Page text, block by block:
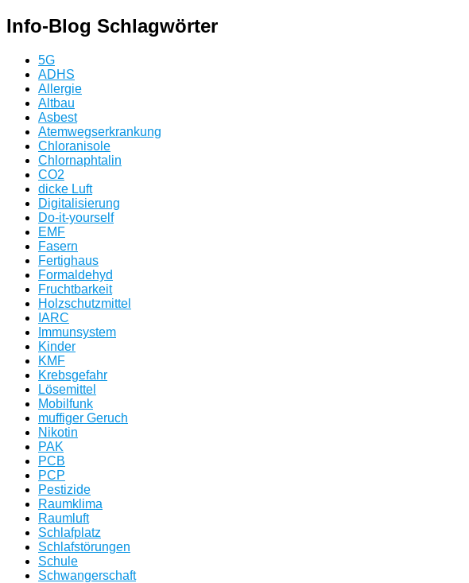
Info-Blog Schlagwörter
5G
ADHS
Allergie
Altbau
Asbest
Atemwegserkrankung
Chloranisole
Chlornaphtalin
CO2
dicke Luft
Digitalisierung
Do-it-yourself
EMF
Fasern
Fertighaus
Formaldehyd
Fruchtbarkeit
Holzschutzmittel
IARC
Immunsystem
Kinder
KMF
Krebsgefahr
Lösemittel
Mobilfunk
muffiger Geruch
Nikotin
PAK
PCB
PCP
Pestizide
Raumklima
Raumluft
Schlafplatz
Schlafstörungen
Schule
Schwangerschaft